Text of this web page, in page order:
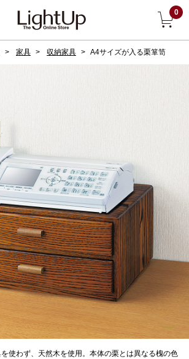
0
戻る
コート
ブルゾン
その他
トップス
Tシャツ／カッ
ポロシャツ
家具 収納家具 A4サイズが入る栗箪笥
使わず、天然木を使用。本体の栗とは異なる槐の色